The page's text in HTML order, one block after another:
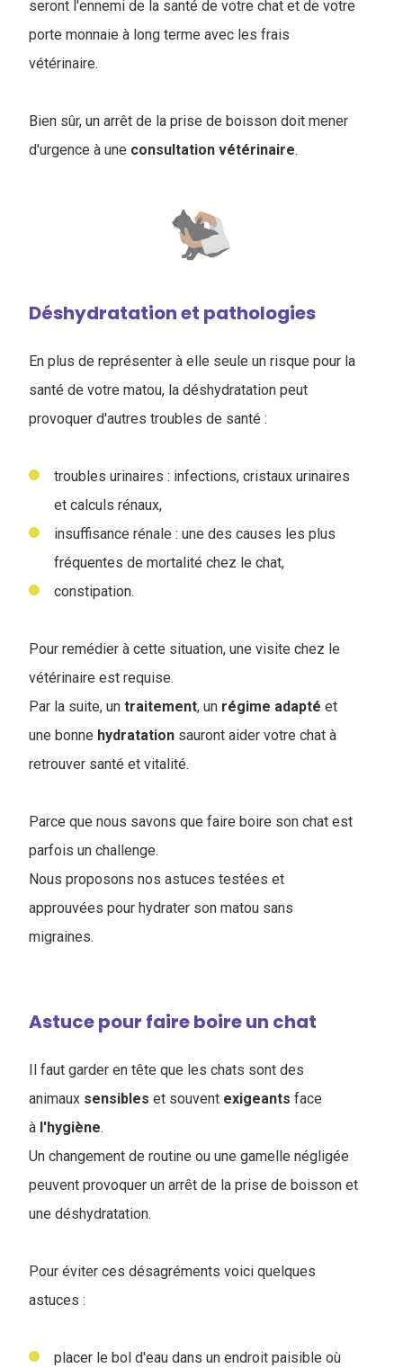
seront l'ennemi de la santé de votre chat et de votre
porte monnaie à long terme avec les frais
vétérinaire.
Bien sûr, un arrêt de la prise de boisson doit mener
d'urgence à une consultation vétérinaire.
Déshydratation et pathologies
En plus de représenter à elle seule un risque pour la
santé de votre matou, la déshydratation peut
provoquer d'autres troubles de santé :
troubles urinaires : infections, cristaux urinaires
et calculs rénaux,
insuffisance rénale : une des causes les plus
fréquentes de mortalité chez le chat,
constipation.
Pour remédier à cette situation, une visite chez le
vétérinaire est requise.
Par la suite, un traitement, un régime adapté et
une bonne hydratation sauront aider votre chat à
retrouver santé et vitalité.
Parce que nous savons que faire boire son chat est
parfois un challenge.
Nous proposons nos astuces testées et
approuvées pour hydrater son matou sans
migraines.
Astuce pour faire boire un chat
Il faut garder en tête que les chats sont des
animaux sensibles et souvent exigeants face
à l'hygiène.
Un changement de routine ou une gamelle négligée
peuvent provoquer un arrêt de la prise de boisson et
une déshydratation.
Pour éviter ces désagréments voici quelques
astuces :
placer le bol d'eau dans un endroit paisible où